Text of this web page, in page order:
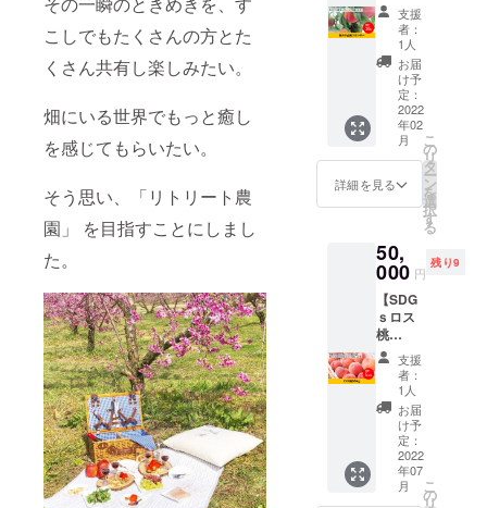
こしでもたくさんの方とた
くさん共有し楽しみたい。
畑にいる世界でもっと癒し
を感じてもらいたい。
そう思い、「リトリート農
園」 を目指すことにしまし
た。
年7月～
8月に桃
2kgを収
穫いた
だけま
す。
（お届
けも可
能、そ
は品種
おまか
s
Garden
主催の
畑イベ
ントに
優先案
内 ・畑
イベン
ト参加
費・商
品がス
ターダ
ンドプ
ラン会
員様価
ン）で
ピク
ニック
や摘果
などの
農作業
体験、
施設で
ジュー
スの加
できま
す（要
予約）
・品種
の違う
桃を2kg
を3回収
穫いた
だけま
す。
（お届
けも可
能）
（①6月
末～7月
ンクを
掲載さ
せてい
ただき
ます。
あなた
の企業
名（お
名前）
を
Berry’s
ガーデ
ン）の
HPで
PRでき
ます。
https://
berrys-
garden.
com/ ※
掲載内
容は
メール
にて打
合せさ
せてい
サー】
の
Berry’s
Garden
（ベ
リーズ
ガーデ
ン）の
スポン
サーに
なれる
権利で
す。 福
達市内
の
Berry’s
Garden
（ベ
リーズ
ガーデ
ン）の
桃の木
にスポ
ンサー
として
企業名
（お名
前）を
支援
者：
1人
お届
け予
定：
2022
年02
月
詳細を見る
こ
の
リ
タ
ー
ン
を
選
択
す
る
50,
000 円
残り9
【SDG
ｓロス
桃
50kg】
販売が
できな
いロス
桃50kg
Berry’s
Garden
（ベ
支援
者：
1人
お届
け予
定：
2022
年07
月
こ
の
リ